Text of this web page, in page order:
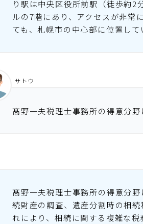
り駅は中央区役所前駅（徒歩約2
ルの7階にあり、アクセスが非常
ても、札幌市の中心部に位置して
髙野一夫税理士事務所の得意分野
サトウ
髙野一夫税理士事務所の得意分
続財産の調査、遺産分割時の相
れにより、相続に関する複雑な